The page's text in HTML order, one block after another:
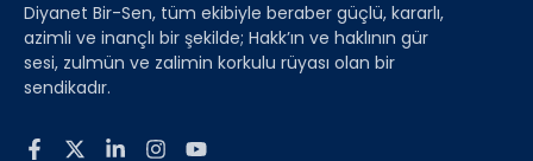
Diyanet Bir-Sen, tüm ekibiyle beraber güçlü, kararlı,
azimli ve inançlı bir şekilde; Hakk’ın ve haklının gür
sesi, zulmün ve zalimin korkulu rüyası olan bir
sendikadır.